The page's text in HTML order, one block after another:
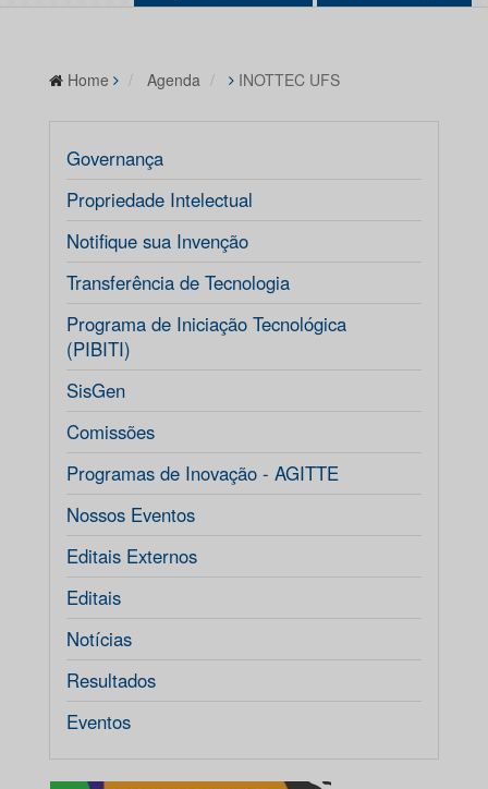
Home Agenda INOTTEC UFS
Governança
Propriedade Intelectual
Notifique sua Invenção
Transferência de Tecnologia
Programa de Iniciação Tecnológica
(PIBITI)
SisGen
Comissões
Programas de Inovação - AGITTE
Nossos Eventos
Editais Externos
Editais
Notícias
Resultados
Eventos